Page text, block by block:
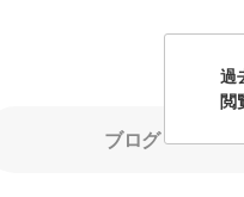
ブログ
過
閲